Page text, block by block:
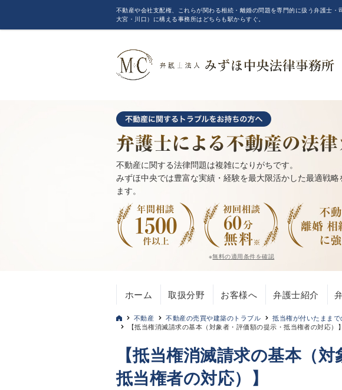
不動産や会社支配権、これらが関わる相続・離婚の問題を専門的に扱う弁護士
大宮・川口）に構える事務所はどちらも駅からすぐ。
不動産に関する法律問題は複雑になりがちです。
みずほ中央では豊富な実績・経験を最大限活かした最適戦
ます。
※無料の適用条件を確認
ホーム 取扱分野 お客様へ 弁護士紹介
不動産 不動産の売買や建築のトラブル
抵当権が付いたまま
【抵当権消滅請求の基本（対象者・評価額の提示・抵当権者の対応）】
【抵当権消滅請求の基本（
抵当権者の対応）】